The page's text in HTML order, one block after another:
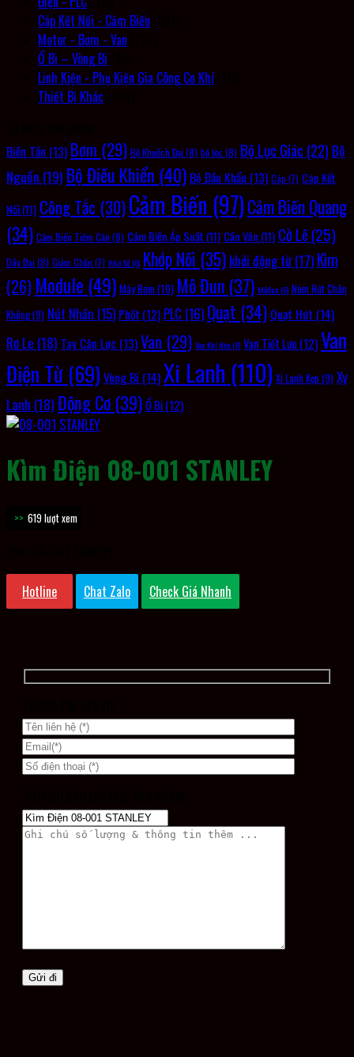
Cáp Kết Nối - Cảm Biến
Motor - Bơm - Van
Ổ Bi – Vòng Bi
Linh Kiện - Phụ Kiện Gia Công Cơ Khí
Thiết Bị Khác
Biến Tần (13) Bơm (29) Bộ Khuếch Đại (8) bộ lọc (8) Bộ Lục Giác (22) Bộ
Nguồn (19) Bộ Điều Khiển (40) Bộ Đầu Khẩu (13) Cáp (7) Cáp Kết
Nối(11) Công Tắc (30)Cảm Biến (97)Cảm Biến Quang
(34) Cảm Biến Tiệm Cận (8) Cảm Biến Áp Suất (11) Cần Vặn (11) Cờ Lê (25)
Dây Đai (8) Giảm Chấn (7) Hộp Số(6) Khớp Nối (35) khởi động từ (17) Kìm
(26) Module (49) Máy Bơm(10) Mô Đun (37) Môđun(6) Núm Hút Chân
Không(9) Nút Nhấn (15) Phốt (12) PLC (16) Quạt (34) Quạt Hút (14)
Rơ Le (18) Tay Cân Lực (13)Van (29) Van Khí Nén(6) Van Tiết Lưu (12)Van
Điện Từ (69) Vòng Bi (14)Xi Lanh (110) Xi Lanh Kẹp (9) Xy
Lanh (18)Động Cơ (39)Ổ Bi(12)
Kìm Điện 08-001 STANLEY
619 lượt xem
Hotline Chat Zalo Check Giá Nhanh